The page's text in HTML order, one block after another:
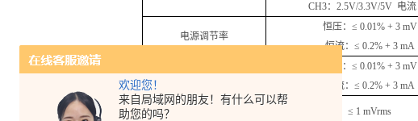
欢迎您！
来自局域网的朋友！有什么可以帮
助您的吗？
CH3：2.5V/3.3V/5V 电流
电源调节率
恒压：≤ 0.01% + 3 mV
恒流：≤ 0.2% + 3 mA
负载调节率
恒压：≤ 0.01% + 3 mV
恒流：≤ 0.2% + 3 mA
电压纹波 ≤ 1 mVrms